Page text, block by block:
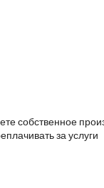
собственное
за услуги